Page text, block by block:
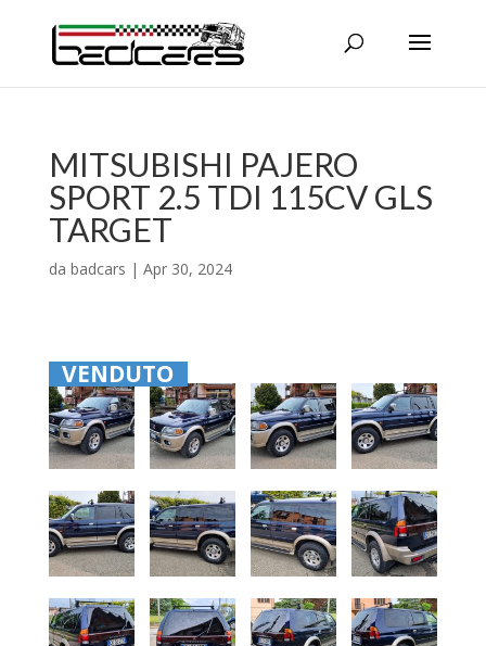
MITSUBISHI PAJERO
SPORT 2.5 TDI 115CV GLS
TARGET
da badcars | Apr 30, 2024
VENDUTO